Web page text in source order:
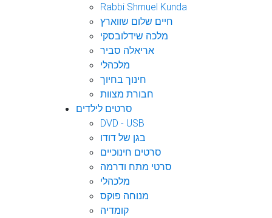
Rabbi Shmuel Kunda
חיים שלום שווארץ
מלכה שידלובסקי
אריאלה סביר
מלכהלי
חינוך בחיוך
חבורת מצוות
סרטים לילדים
DVD - USB
בגן של דודו
סרטים חינוכיים
סרטי מתח ודרמה
מלכהלי
מנוחה פוקס
קומדיה